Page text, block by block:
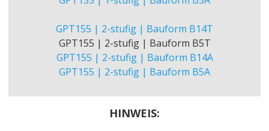
GPT155 | 2-stufig | Bauform B14T
GPT155 | 2-stufig | Bauform B5T
GPT155 | 2-stufig | Bauform B14A
GPT155 | 2-stufig | Bauform B5A
HINWEIS: